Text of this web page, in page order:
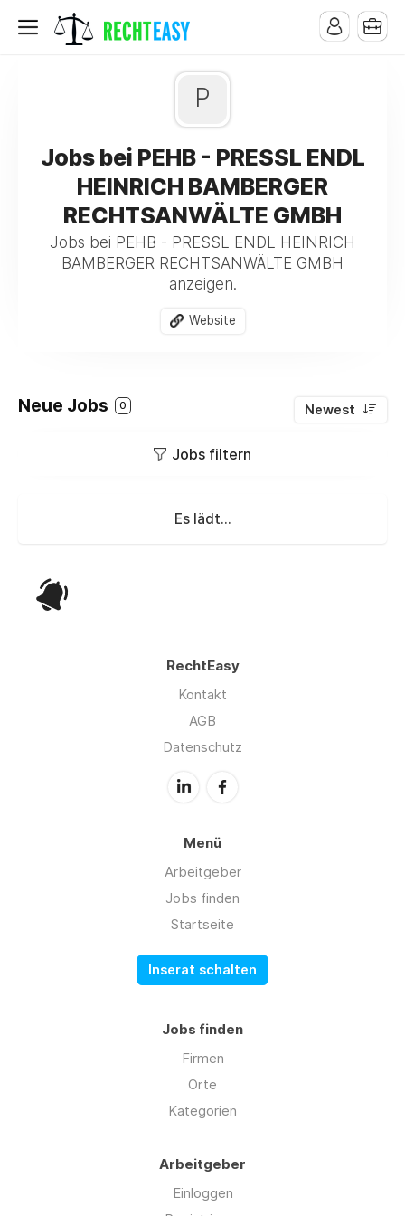
P
Jobs bei PEHB - PRESSL ENDL
HEINRICH BAMBERGER
RECHTSANWÄLTE GMBH
Jobs bei PEHB - PRESSL ENDL HEINRICH
BAMBERGER RECHTSANWÄLTE GMBH
anzeigen.
Website
Neue Jobs 0 Newest
Jobs filtern
Es lädt...
RechtEasy
Kontakt
AGB
Datenschutz
Menü
Arbeitgeber
Jobs finden
Startseite
Inserat schalten
Jobs finden
Firmen
Orte
Kategorien
Arbeitgeber
Einloggen